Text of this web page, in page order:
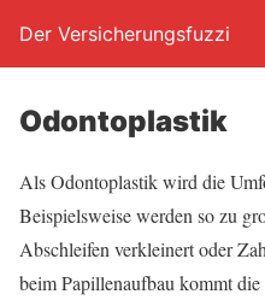
Der Versicherungsfuzzi
Odon­to­plas­tik
Als Odon­to­plas­tik wird die
Bei­spiels­wei­se wer­den so zu
Abschlei­fen ver­klei­nert oder
beim Papil­len­auf­bau kommt